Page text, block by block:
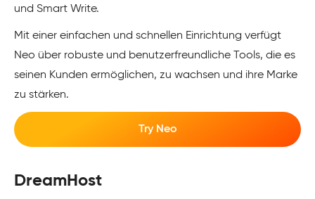
und Smart Write.
Mit einer einfachen und schnellen Einrichtung verfügt
Neo über robuste und benutzerfreundliche Tools, die es
seinen Kunden ermöglichen, zu wachsen und ihre Marke
zu stärken.
Try Neo
DreamHost